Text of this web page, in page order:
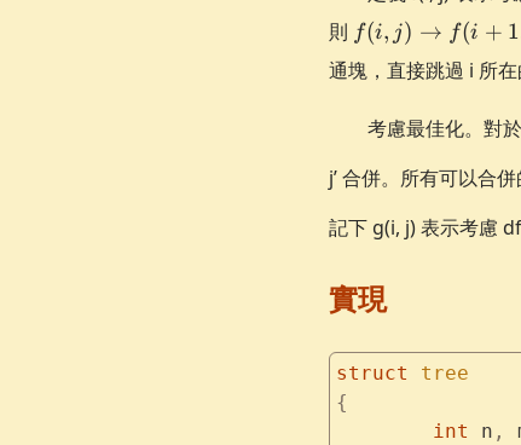
則 f(i, j)
\to f(i
+ 1, j
a_{i})
f(i, j) → f(i + 1
通塊，直接跳過 i 所
考慮最佳化。對
j’ 合併。所有可以合
記下 g(i, j) 表示考慮
實現
struct tree
{
	int
n ,